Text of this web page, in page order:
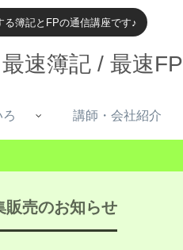
簿記とFPの通信講座です♪
速簿記 / 最速FP
講師・会社紹介
販売のお知らせ